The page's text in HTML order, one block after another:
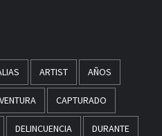
ARTIST AÑOS
CAPTURADO
DELINCUENCIA DURANTE